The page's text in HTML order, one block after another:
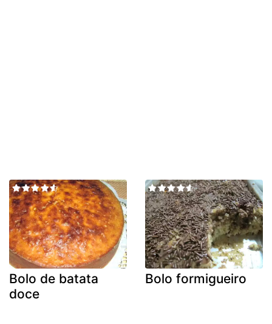
Bolo de batata
doce
Bolo formigueiro